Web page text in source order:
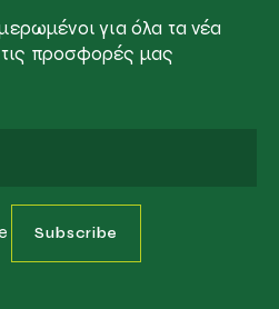
για όλα τα νέα
τις προσφορές μας